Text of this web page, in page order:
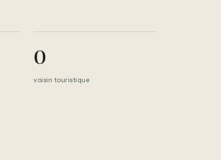
0
voisin touristique